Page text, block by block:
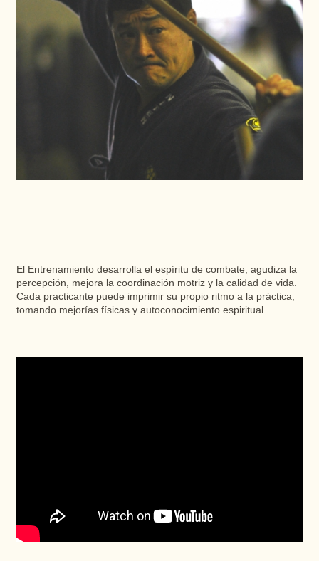
El Entrenamiento desarrolla el espíritu de combate, agudiza la
percepción, mejora la coordinación motriz y la calidad de vida.
Cada practicante puede imprimir su propio ritmo a la práctica,
tomando mejorías físicas y autoconocimiento espiritual.